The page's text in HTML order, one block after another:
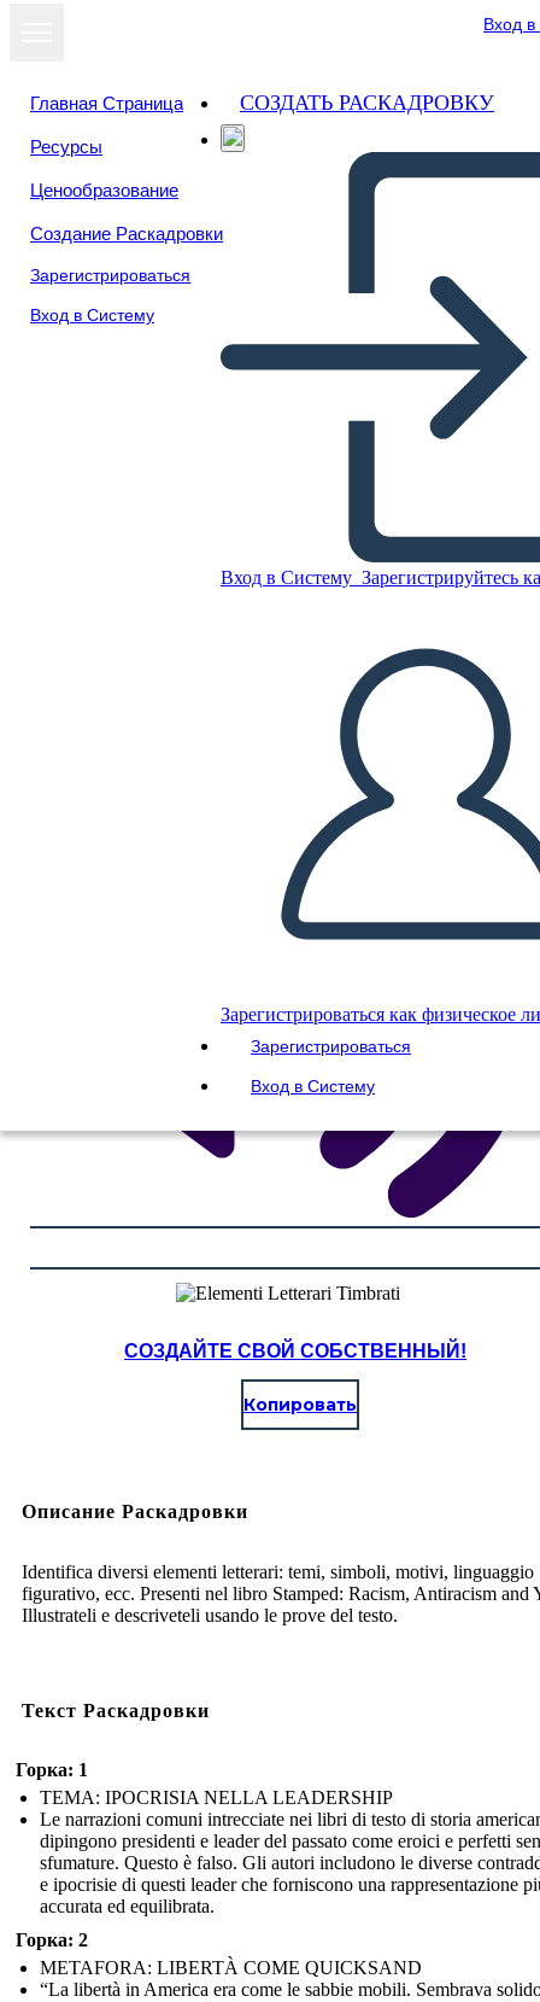
Вход
Главная Страница
Ресурсы
Ценообразование
Создание Раскадровки
Зарегистрироваться
Вход в Систему
СОЗДАТЬ РАСКАДРОВКУ
Вход в Систему Зарегистрируйтесь
Зарегистрироваться как физическое
Зарегистрироваться
Вход в Систему
ВОСПРОИЗВЕСТИ СЛАЙД-ШОУ
ПОЧИТАЙ МНЕ
СОЗДАЙТЕ СВОЙ СОБСТВЕННЫЙ!
Копировать
Описание Раскадровки
Identifica diversi elementi letterari: temi, simboli, motivi, linguaggio
figurativo, ecc. Presenti nel libro Stamped: Racism, Antiracism and
Illustrateli e descriveteli usando le prove del testo.
Текст Раскадровки
Горка: 1
TEMA: IPOCRISIA NELLA LEADERSHIP
Le narrazioni comuni intrecciate nei libri di testo di storia
dipingono presidenti e leader del passato come eroici e perfetti
sfumature. Questo è falso. Gli autori includono le diverse
e ipocrisie di questi leader che forniscono una rappresentazione
accurata ed equilibrata.
Горка: 2
METAFORA: LIBERTÀ COME QUICKSAND
“La libertà in America era come le sabbie mobili. Sembrava